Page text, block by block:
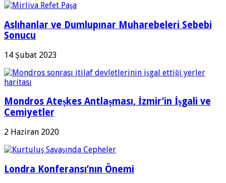
Aslıhanlar ve Dumlupınar Muharebeleri Sebebi
Sonucu
14 Şubat 2023
Mondros Ateşkes Antlaşması, İzmir’in İşgali ve
Cemiyetler
2 Haziran 2020
Londra Konferansı’nın Önemi